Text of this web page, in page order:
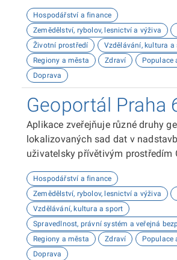
plánovat, inovovat a poznávat náš
zde najdou informace o
školství, životním prostředí, kultuře
potenciálu pro fotovoltaiku.
Hospodářství a finance
Zemědělství, rybolov, lesnictví a výživa
Životní prostředí
Vzdělávání, kultura a
Regiony a města
Zdraví
Populace
Doprava
Geoportál Praha
Aplikace zveřejňuje různé druhy
lokalizovaných sad dat v
uživatelsky přívětivým prostředím
Hospodářství a finance
Zemědělství, rybolov, lesnictví a výživa
Vzdělávání, kultura a sport
Spravedlnost, právní systém a veřejná
Regiony a města
Zdraví
Populace
Doprava